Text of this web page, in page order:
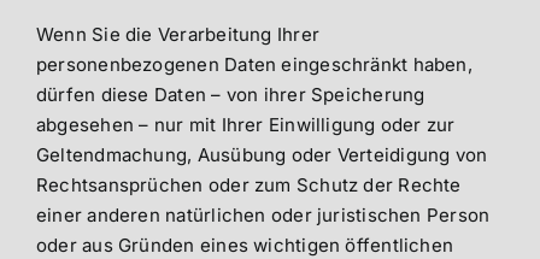
Wenn Sie die Verarbeitung Ihrer
personenbezogenen Daten eingeschränkt haben,
dürfen diese Daten – von ihrer Speicherung
abgesehen – nur mit Ihrer Einwilligung oder zur
Geltendmachung, Ausübung oder Verteidigung von
Rechtsansprüchen oder zum Schutz der Rechte
einer anderen natürlichen oder juristischen Person
oder aus Gründen eines wichtigen öffentlichen